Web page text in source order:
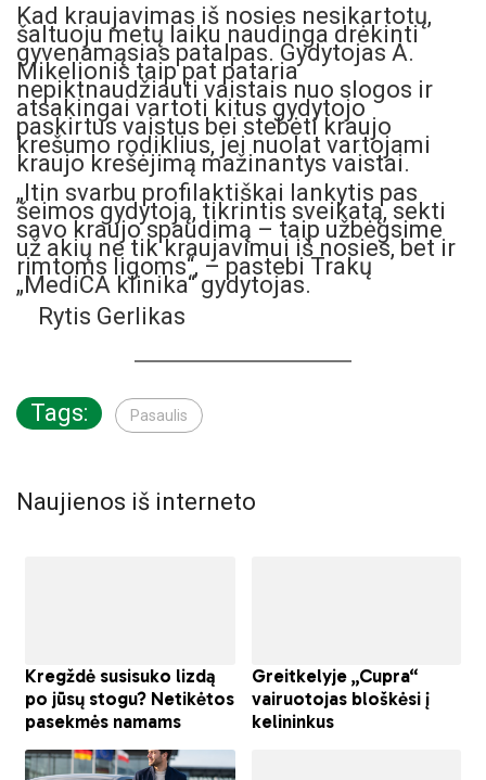
Kad kraujavimas iš nosies nesikartotų,
šaltuoju metų laiku naudinga drėkinti
gyvenamąsias patalpas. Gydytojas A.
Mikelionis taip pat pataria
nepiktnaudžiauti vaistais nuo slogos ir
atsakingai vartoti kitus gydytojo
paskirtus vaistus bei stebėti kraujo
krešumo rodiklius, jei nuolat vartojami
kraujo krešėjimą mažinantys vaistai.
„Itin svarbu profilaktiškai lankytis pas
šeimos gydytoją, tikrintis sveikatą, sekti
savo kraujo spaudimą – taip užbėgsime
už akių ne tik kraujavimui iš nosies, bet ir
rimtoms ligoms“, – pastebi Trakų
„MediCA klinika“ gydytojas.
Rytis Gerlikas
Tags: Pasaulis
Naujienos iš interneto